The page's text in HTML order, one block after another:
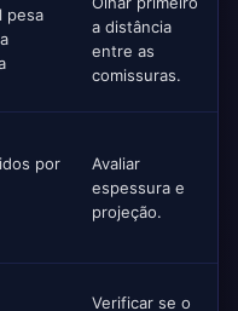
pesa
a distância
entre as
comissuras.
por
Avaliar
espessura e
projeção.
Verificar se o